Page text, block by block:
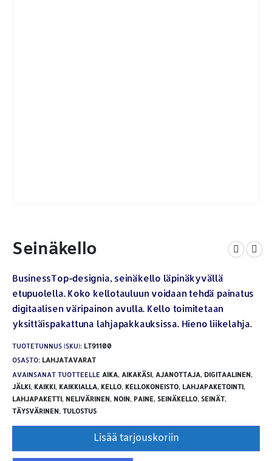
Seinäkello
BusinessTop-designia, seinäkello läpinäkyvällä
etupuolella. Koko kellotauluun voidaan tehdä painatus
digitaalisen väripainon avulla. Kello toimitetaan
yksittäispakattuna lahjapakkauksissa. Hieno liikelahja.
TUOTETUNNUS (SKU): LT91100
OSASTO: LAHJATAVARAT
AVAINSANAT TUOTTEELLE AIKA, AIKAKÄSI, AJANOTTAJA, DIGITAALINEN,
JÄLKI, KAIKKI, KAIKKIALLA, KELLO, KELLOKONEISTO, LAHJAPAKETOINTI,
LAHJAPAKETTI, NELIVÄRINEN, NOIN, PAINE, SEINÄKELLO, SEINÄT,
TÄYSVÄRINEN, TULOSTUS
Lisää tarjouskoriin